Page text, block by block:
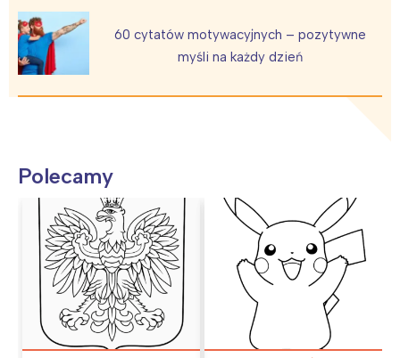
60 cytatów motywacyjnych – pozytywne
myśli na każdy dzień
Polecamy